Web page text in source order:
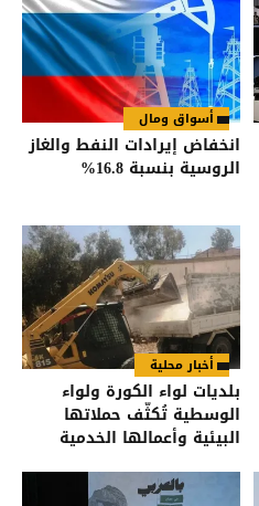
أسواق ومال
انخفاض إيرادات النفط والغاز
الروسية بنسبة 16.8%
أخبار محلية
بلديات لواء الكورة ولواء
الوسطية تُكثّف حملاتها
البيئية وأعمالها الخدمية